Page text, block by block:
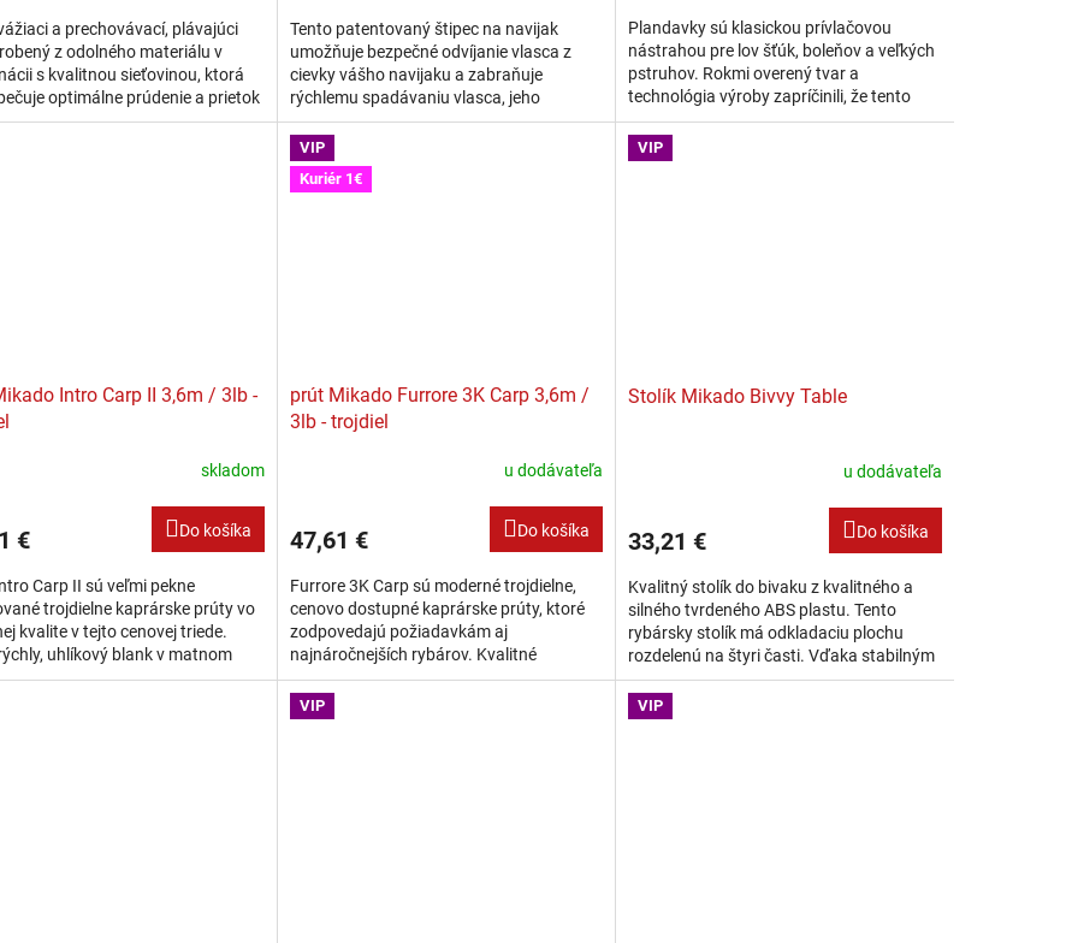
a prechovávací, plávajúci
z odolného materiálu v
s kvalitnou sieťovinou, ktorá
optimálne prúdenie a prietok
prechovávaní a zároveň jej...
Tento patentovaný štipec na navijak
umožňuje bezpečné odvíjanie vlasca z
cievky vášho navijaku a zabraňuje
rýchlemu spadávaniu vlasca, jeho
zamotaniu, prípadne vytvoreniu slučiek,
nehovoriac o ešte...
Plandavky sú klasickou prívlačovou
nástrahou pre lov šťúk, boleňov a veľkých
pstruhov. Rokmi overený tvar a
technológia výroby zapríčinili, že tento
model sa už veľmi dlho dodáva v
rovnakom...
Intro Carp II 3,6m / 3lb -
skladom
€ Do košíka
Carp II sú veľmi pekne
trojdielne kaprárske prúty vo
kvalite v tejto cenovej triede.
uhlíkový blank v matnom
dizajne je dostatočne silný pre...
VIP
Kuriér 1€
prút Mikado Furrore 3K Carp 3,6m /
3lb - trojdiel
u dodávateľa
47,61 € Do košíka
Furrore 3K Carp sú moderné trojdielne,
cenovo dostupné kaprárske prúty, ktoré
zodpovedajú požiadavkám aj
najnáročnejších rybárov. Kvalitné
prevedenie v celolakovanej povrchovej
úprave bez problémov...
VIP
Stolík Mikado Bivvy Table
u dodávateľa
33,21 € Do košíka
Kvalitný stolík do bivaku z kvalitného a
silného tvrdeného ABS plastu. Tento
rybársky stolík má odkladaciu plochu
rozdelenú na štyri časti. Vďaka stabilným
teleskopickým nohám, ktoré majú
maximálnu...
VIP VIP